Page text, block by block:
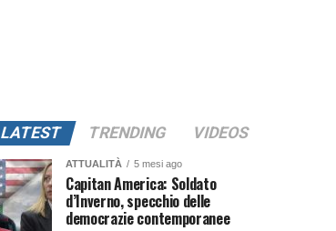
LATEST TRENDING VIDEOS
ATTUALITÀ 5 mesi ago
Capitan America: Soldato
d’Inverno, specchio delle
democrazie contemporanee